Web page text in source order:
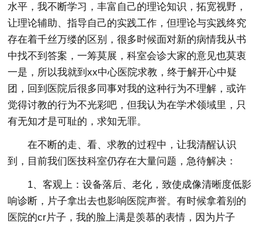
水平，我不断学习，丰富自己的理论知识，拓宽视野，
让理论辅助、指导自己的实践工作，但理论与实践终究
存在着千丝万缕的区别，很多时候面对新的病情我从书
中找不到答案，一筹莫展，科室会诊大家的意见也莫衷
一是，所以我就到xx中心医院求教，终于解开心中疑
团，回到医院后很多同事对我的这种行为不理解，或许
觉得讨教的行为不光彩吧，但我认为在学术领域里，只
有无知才是可耻的，求知无罪。
在不断的走、看、求教的过程中，让我清醒认识
到，目前我们医技科室仍存在大量问题，急待解决：
1、客观上：设备落后、老化，致使成像清晰度低影
响诊断，片子拿出去也影响医院声誉。有时候拿着别的
医院的cr片子，我的脸上满是羡慕的表情，因为片子